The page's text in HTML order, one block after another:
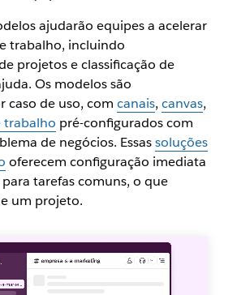
ajudarão equipes a acelerar
trabalho, incluindo
projetos e classificação de
Os modelos são
caso de uso, com canais, canvas,
trabalho pré-configurados com
de negócios. Essassoluções
oferecem configuração imediata
tarefas comuns, o que
um projeto.